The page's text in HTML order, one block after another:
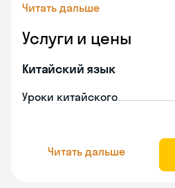
Читать дальше
Услуги и цены
Китайский язык
Уроки китайского
Читать дальше